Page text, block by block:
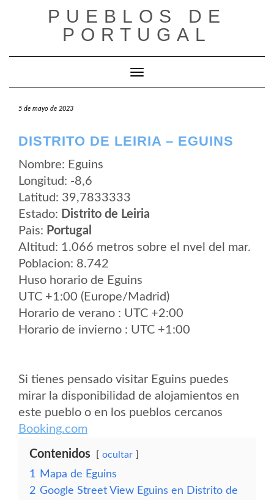
PUEBLOS DE
PORTUGAL
Cambiar modo de navegación
5 de mayo de 2023
DISTRITO DE LEIRIA – EGUINS
Nombre: Eguins
Longitud: -8,6
Latitud: 39,7833333
Estado: Distrito de Leiria
Pais: Portugal
Altitud: 1.066 metros sobre el nvel del mar.
Poblacion: 8.742
Huso horario de Eguins
UTC +1:00 (Europe/Madrid)
Horario de verano : UTC +2:00
Horario de invierno : UTC +1:00
Si tienes pensado visitar Eguins puedes
mirar la disponibilidad de alojamientos en
este pueblo o en los pueblos cercanos
Booking.com
Contenidos ocultar
1
Mapa de Eguins
2 Google Street View Eguins en Distrito de